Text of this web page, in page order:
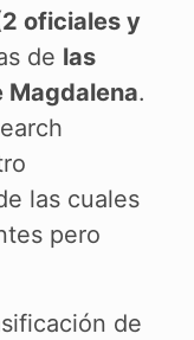
2 oficiales y
de las
Magdalena.
las cuales
pero
de